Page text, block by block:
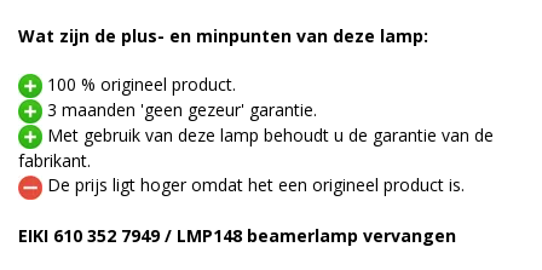
Wat zijn de plus- en minpunten van deze lamp:
100 % origineel product.
3 maanden 'geen gezeur' garantie.
Met gebruik van deze lamp behoudt u de garantie van de
fabrikant.
De prijs ligt hoger omdat het een origineel product is.
EIKI 610 352 7949 / LMP148 beamerlamp vervangen